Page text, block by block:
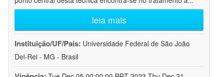
leia mais
Instituição/UF/País: Universidade Federal de São João
Del-Rei - MG - Brasil